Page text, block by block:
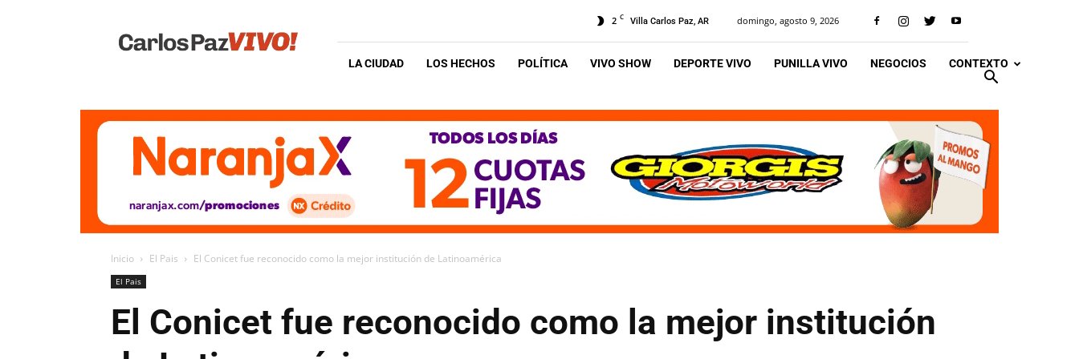
Vivo
2 C Villa Carlos Paz, AR domingo, agosto 9, 2026
LA CIUDAD LOS HECHOS POLÍTICA VIVO SHOW DEPORTE VIVO PUNILLA VIVO NEGOCIOS CONTEXTO
Inicio El Pais El Conicet fue reconocido como la mejor institución de Latinoamérica
El Pais
El Conicet fue reconocido como la mejor institución